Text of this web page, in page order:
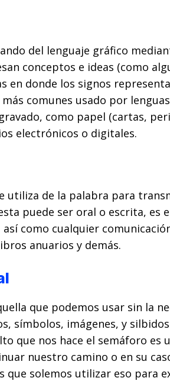
del lenguaje gráfico
conceptos e ideas (como
en donde los signos
comunes usado por
como papel (cartas,
electrónicos o digitales.
utiliza de la palabra para
puede ser oral o escrita, es
como cualquier
anuarios y demás.
que podemos usar sin la
símbolos, imágenes, y
que nos hace el semáforo
nuestro camino o en su
que solemos utilizar eso para